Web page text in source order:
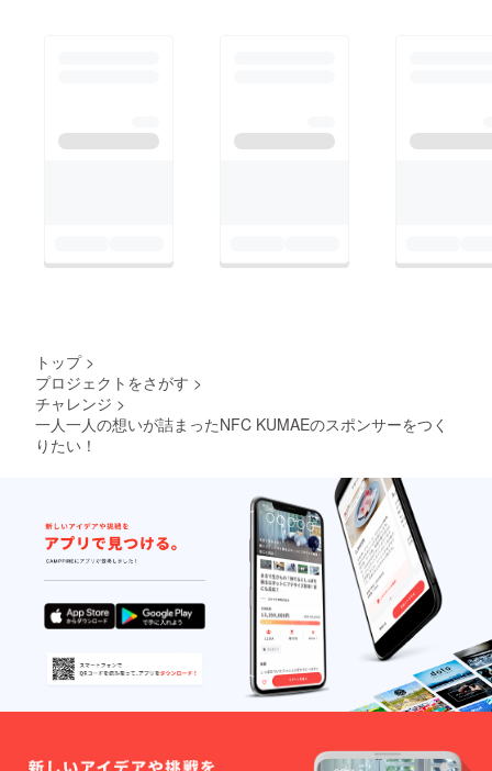
は責任が伴い、時には
く、傷つくことだって
ある。そんな時に支え
と身をもって感じてい
る。僕がそう感じたよ
うにNFC KUMAE には
可能性が広がってい
る。これからいろんな
想いをもったメンバー
が集まり築き上げてい
くのが楽しみで仕方な
い。僕はこれからカン
トップ >
プロジェクトをさがす >
チャレンジ >
一人一人の想いが詰まったNFC KUMAEのスポンサーをつく
りたい！